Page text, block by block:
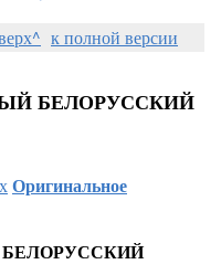
к полной версии
БЕЛОРУССКИЙ
Оригинальное